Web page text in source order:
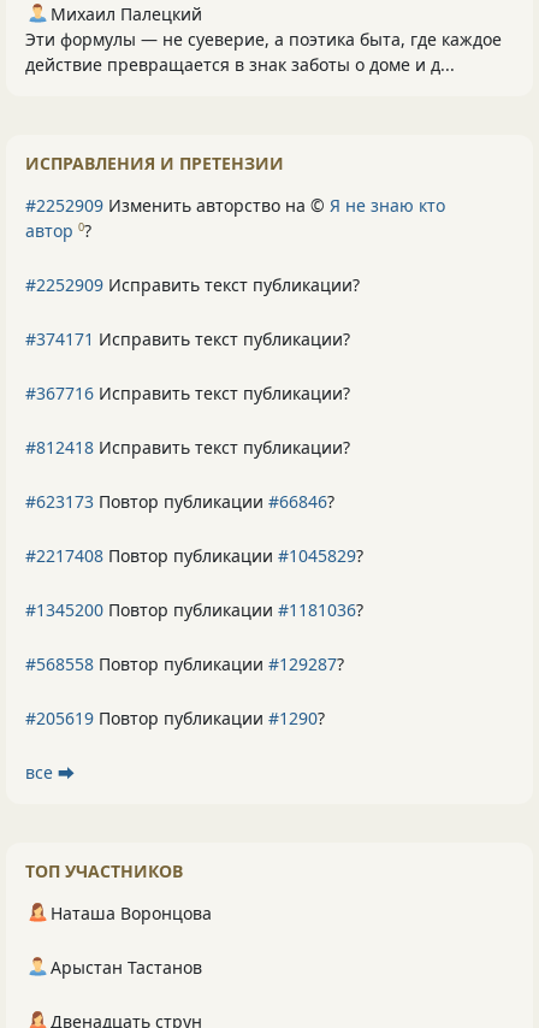
Михаил Палецкий
Эти формулы — не суеверие, а поэтика быта, где каждое
действие превращается в знак заботы о доме и д...
ИСПРАВЛЕНИЯ И ПРЕТЕНЗИИ
#2252909 Изменить авторство на © Я не знаю кто
автор 0?
#2252909 Исправить текст публикации?
#374171 Исправить текст публикации?
#367716 Исправить текст публикации?
#812418 Исправить текст публикации?
#623173 Повтор публикации #66846?
#2217408 Повтор публикации #1045829?
#1345200 Повтор публикации #1181036?
#568558 Повтор публикации #129287?
#205619 Повтор публикации #1290?
все ⮕
ТОП УЧАСТНИКОВ
Наташа Воронцова
Арыстан Тастанов
Двенадцать струн